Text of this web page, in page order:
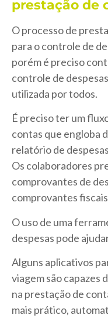
prestação de
O processo de
para o controle de
porém é preciso
controle de
utilizada por todos.
É preciso ter um
contas que engloba
relatório de
Os colaboradores
comprovantes de
comprovantes
O uso de uma
despesas pode
Alguns aplicativos
viagem são capazes
na prestação de
mais prático,